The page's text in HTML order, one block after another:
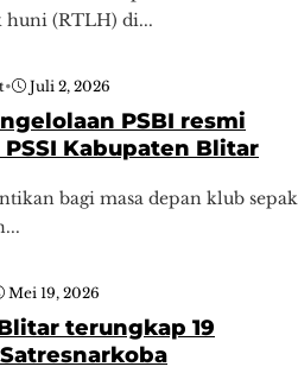
(RTLH) di...
• Juli 2, 2026
PSBI resmi
Kabupaten Blitar
bagi masa depan klub sepak
Mei 19, 2026
terungkap 19